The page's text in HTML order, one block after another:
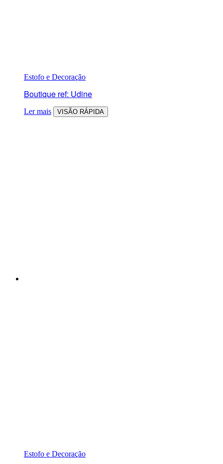
Estofo e Decoração
Boutique ref: Udine
Ler mais VISÃO RÁPIDA
Estofo e Decoração